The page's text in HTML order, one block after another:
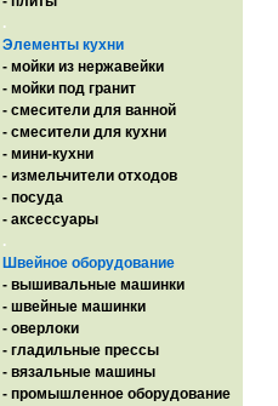
.
Элементы кухни
- мойки из нержавейки
- мойки под гранит
- смесители для ванной
- смесители для кухни
- мини-кухни
- измельчители отходов
- посуда
- аксессуары
.
Швейное оборудование
- вышивальные машинки
- швейные машинки
- оверлоки
- гладильные прессы
- вязальные машины
- промышленное оборудование